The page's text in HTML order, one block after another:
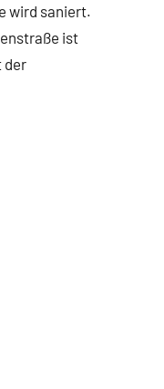
wird saniert.
ist
der